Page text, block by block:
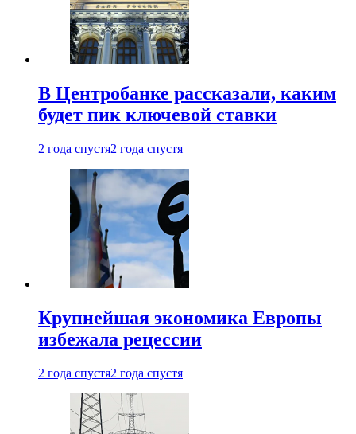
В Центробанке рассказали, каким
будет пик ключевой ставки
2 года спустя2 года спустя
Крупнейшая экономика Европы
избежала рецессии
2 года спустя2 года спустя